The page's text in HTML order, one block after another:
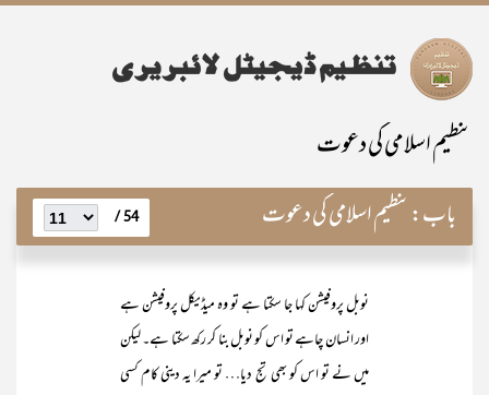
تنظیم اسلامی کی دعوت
باب:تنظیم اسلامی کی دعوت 54 /
نوبل پروفیشن کہا جا سکتا ہے تو وہ میڈیکل پروفیشن ہے
اور انسان چاہے تو اس کو نوبل بنا کر رکھ سکتا ہے۔ لیکن
میں نے تو اس کو بھی تج دیا… تو میرا یہ دینی کام کسی